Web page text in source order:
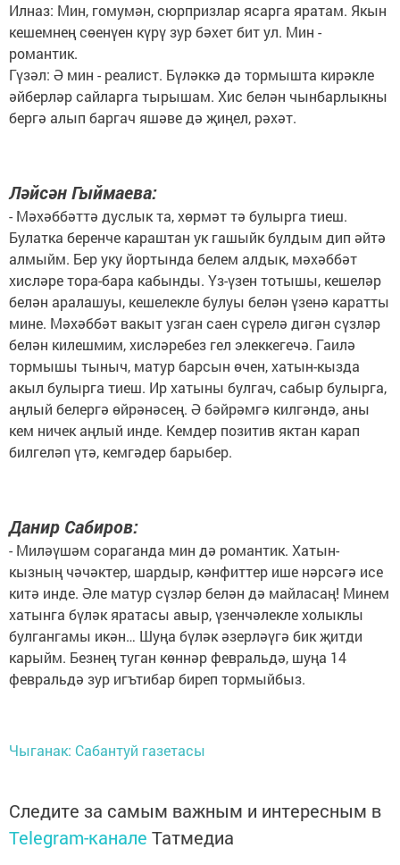
Илназ: Мин, гомумән, сюрпризлар ясарга яратам. Якын
кешемнең сөенүен күрү зур бәхет бит ул. Мин -
романтик.
Гүзәл: Ә мин - реалист. Бүләккә дә тормышта кирәкле
әйберләр сайларга тырышам. Хис белән чынбарлыкны
бергә алып баргач яшәве дә җиңел, рәхәт.
Ләйсән Гыймаева:
- Мәхәббәттә дуслык та, хөрмәт тә булырга тиеш.
Булатка беренче караштан ук гашыйк булдым дип әйтә
алмыйм. Бер уку йортында белем алдык, мәхәббәт
хисләре тора-бара кабынды. Үз-үзен тотышы, кешеләр
белән аралашуы, кешелекле булуы белән үзенә каратты
мине. Мәхәббәт вакыт узган саен сүрелә дигән сүзләр
белән килешмим, хисләребез гел элеккегечә. Гаилә
тормышы тыныч, матур барсын өчен, хатын-кызда
акыл булырга тиеш. Ир хатыны булгач, сабыр булырга,
аңлый белергә өйрәнәсең. Ә бәйрәмгә килгәндә, аны
кем ничек аңлый инде. Кемдер позитив яктан карап
билгеләп үтә, кемгәдер барыбер.
Данир Сабиров:
- Миләүшәм сораганда мин дә романтик. Хатын-
кызның чәчәктер, шардыр, кәнфиттер ише нәрсәгә исе
китә инде. Әле матур сүзләр белән дә майласаң! Минем
хатынга бүләк яратасы авыр, үзенчәлекле холыклы
булгангамы икән… Шуңа бүләк әзерләүгә бик җитди
карыйм. Безнең туган көннәр февральдә, шуңа 14
февральдә зур игътибар биреп тормыйбыз.
Чыганак: Сабантуй газетасы
Следите за самым важным и интересным в
Telegram-канале Татмедиа